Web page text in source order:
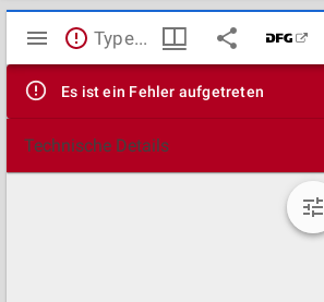
Mirador
Viewer
TypeError: Failed to fetch
Es ist ein Fehler aufgetreten
Technische Details